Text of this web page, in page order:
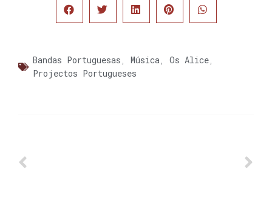
Bandas Portuguesas , Música, Os Alice,
Projectos Portugueses